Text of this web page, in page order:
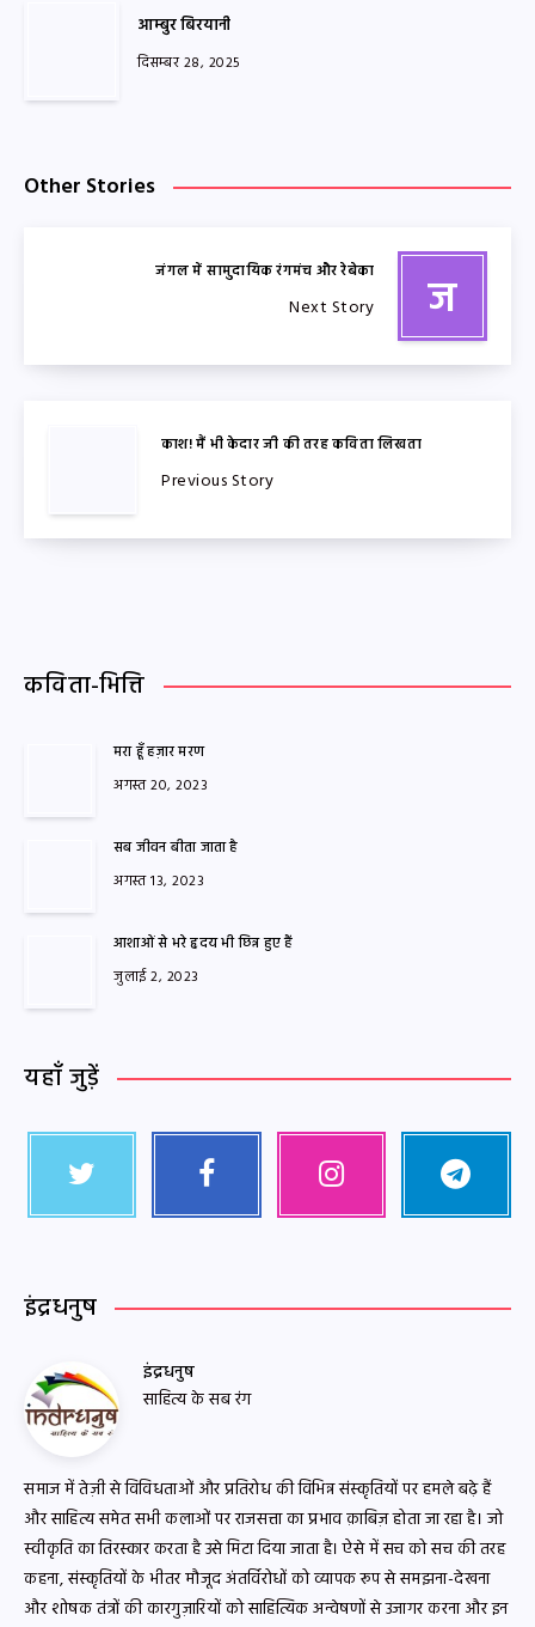
आम्बुर बिरयानी
दिसम्बर 28, 2025
Other Stories
ज
जंगल में सामुदायिक रंगमंच और रेबेका
Next Story
काश! मैं भी केदार जी की तरह कविता लिखता
Previous Story
कविता-भित्ति
मरा हूँ हज़ार मरण
अगस्त 20, 2023
सब जीवन बीता जाता है
अगस्त 13, 2023
आशाओं से भरे हृदय भी छिन्न हुए हैं
जुलाई 2, 2023
यहाँ जुड़ें
इंद्रधनुष
इंद्रधनुष
साहित्य के सब रंग
समाज में तेज़ी से विविधताओं और प्रतिरोध की विभिन्न संस्कृतियों पर हमले बढ़े हैं
और साहित्य समेत सभी कलाओं पर राजसत्ता का प्रभाव क़ाबिज़ होता जा रहा है। जो
स्वीकृति का तिरस्कार करता है उसे मिटा दिया जाता है। ऐसे में सच को सच की तरह
कहना, संस्कृतियों के भीतर मौजूद अंतर्विरोधों को व्यापक रूप से समझना-देखना
और शोषक तंत्रों की कारगुज़ारियों को साहित्यिक अन्वेषणों से उजागर करना और इन